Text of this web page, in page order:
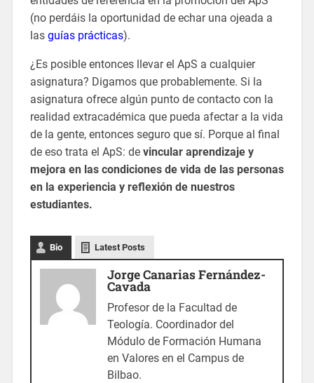
(no perdáis la oportunidad de echar una ojeada a
las guías prácticas).
¿Es posible entonces llevar el ApS a cualquier
asignatura? Digamos que probablemente. Si la
asignatura ofrece algún punto de contacto con la
realidad extracadémica que pueda afectar a la vida
de la gente, entonces seguro que sí. Porque al final
de eso trata el ApS: de vincular aprendizaje y
mejora en las condiciones de vida de las personas
en la experiencia y reflexión de nuestros
estudiantes.
Bio Latest Posts
Jorge Canarias Fernández-
Cavada
Profesor de la Facultad de
Teología. Coordinador del
Módulo de Formación Humana
en Valores en el Campus de
Bilbao.